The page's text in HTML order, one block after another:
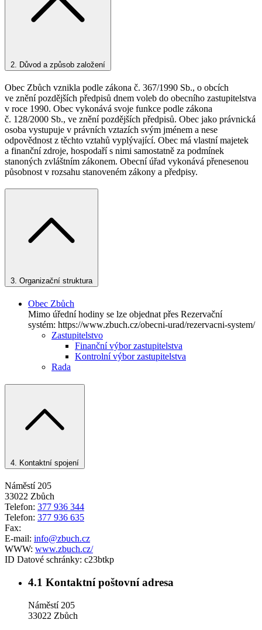
2. Důvod a způsob založení
Obec Zbůch vznikla podle zákona č. 367/1990 Sb., o obcích
ve znění pozdějších předpisů dnem voleb do obecního zastupitelstva
v roce 1990. Obec vykonává svoje funkce podle zákona
č. 128/2000 Sb., ve znění pozdějších předpisů. Obec jako právnická
osoba vystupuje v právních vztazích svým jménem a nese
odpovědnost z těchto vztahů vyplývající. Obec má vlastní majetek
a finanční zdroje, hospodaří s nimi samostatně za podmínek
stanoných zvláštním zákonem. Obecní úřad vykonává přenesenou
působnost v rozsahu stanoveném zákony a předpisy.
3. Organizační struktura
Obec Zbůch
Mimo úřední hodiny se lze objednat přes Rezervační
systém: https://www.zbuch.cz/obecni-urad/rezervacni-system/
Zastupitelstvo
Finanční výbor zastupitelstva
Kontrolní výbor zastupitelstva
Rada
4. Kontaktní spojení
Náměstí 205
33022 Zbůch
Telefon: 377 936 344
Telefon: 377 936 635
Fax:
E-mail: info@zbuch.cz
WWW: www.zbuch.cz/
ID Datové schránky: c23btkp
4.1 Kontaktní poštovní adresa
Náměstí 205
33022 Zbůch